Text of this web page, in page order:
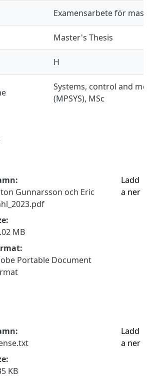
Examensarbete för
Master's Thesis
H
Systems, control and
(MPSYS), MSc
Gunnarsson och Eric
MB
Portable Document
Ladd
a ner
KB
Ladd
a ner